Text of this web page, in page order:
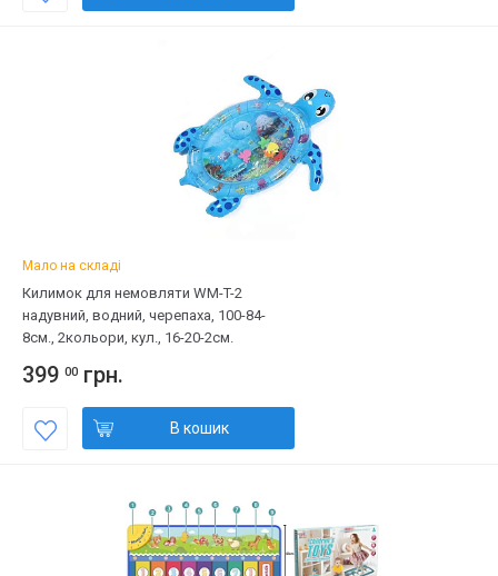
Мало на складі
Килимок для немовляти WM-T-2
надувний, водний, черепаха, 100-84-
8см., 2кольори, кул., 16-20-2см.
399 00 грн.
В кошик